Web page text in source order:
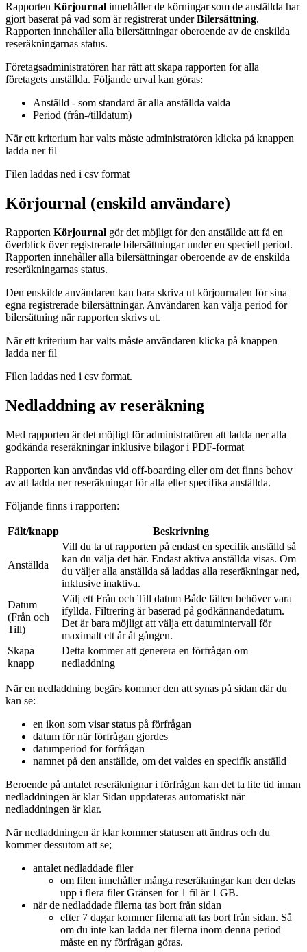
Rapporten Körjournal innehåller de körningar som de anställda har
gjort baserat på vad som är registrerat underBilersättning.
Rapporten innehåller alla bilersättningar oberoende av de enskilda
reseräkningarnas status.
Företagsadministratören har rätt att skapa rapporten för alla
företagets anställda. Följande urval kan göras:
Anställd - som standard är alla anställda valda
Period (från-/tilldatum)
När ett kriterium har valts måste administratören klicka på knappen
ladda ner fil
Filen laddas ned i csv format
Körjournal (enskild användare)
Rapporten Körjournal gör det möjligt för den anställde att få en
överblick över registrerade bilersättningar under en speciell period.
Rapporten innehåller alla bilersättningar oberoende av de enskilda
reseräkningarnas status.
Den enskilde användaren kan bara skriva ut körjournalen för sina
egna registrerade bilersättningar. Användaren kan välja period för
bilersättning när rapporten skrivs ut.
När ett kriterium har valts måste användaren klicka på knappen
ladda ner fil
Filen laddas ned i csv format.
Nedladdning av reseräkning
Med rapporten är det möjligt för administratören att ladda ner alla
godkända reseräkningar inklusive bilagor i PDF-format
Rapporten kan användas vid off-boarding eller om det finns behov
av att ladda ner reseräkningar för alla eller specifika anställda.
Följande finns i rapporten:
Fält/knapp Beskrivning
Anställda
Vill du ta ut rapporten på endast en specifik anställd så
kan du välja det här. Endast aktiva anställda visas. Om
du väljer alla anställda så laddas alla reseräkningar ned,
inklusive inaktiva.
Datum
(Från och
Till)
Välj ett Från och Till datum Både fälten behöver vara
ifyllda. Filtrering är baserad på godkännandedatum.
Det är bara möjligt att välja ett datumintervall för
maximalt ett år åt gången.
Skapa
knapp
Detta kommer att generera en förfrågan om
nedladdning
När en nedladdning begärs kommer den att synas på sidan där du
kan se:
en ikon som visar status på förfrågan
datum för när förfrågan gjordes
datumperiod för förfrågan
namnet på den anställde, om det valdes en specifik anställd
Beroende på antalet reseräknignar i förfrågan kan det ta lite tid innan
nedladdningen är klar Sidan uppdateras automatiskt när
nedladdningen är klar.
När nedladdningen är klar kommer statusen att ändras och du
kommer dessutom att se;
antalet nedladdade filer
om filen innehåller många reseräkningar kan den delas
upp i flera filer Gränsen för 1 fil är 1 GB.
när de nedladdade filerna tas bort från sidan
efter 7 dagar kommer filerna att tas bort från sidan. Så
om du inte kan ladda ner filerna inom denna period
måste en ny förfrågan göras.